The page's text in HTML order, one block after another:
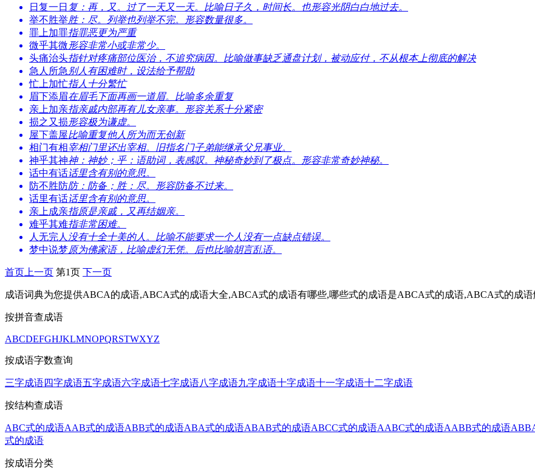
日复一日 复：再，又。过了一天又一天。比喻日子久，时间长。也形容光阴白白地过去。
举不胜举胜：尽。列举也列举不完。形容数量很多。
罪上加罪指罪恶更为严重
微乎其微形容非常小或非常少。
头痛治头指针对疼痛部位医治，不追究病因。比喻做事缺乏通盘计划，被动应付，不从根本上彻底的解决
急人所急 别人有困难时，设法给予帮助
忙上加忙指人十分繁忙
眉下添眉在眉毛下面再画一道眉。比喻多余重复
亲上加亲指亲戚内部再有儿女亲事。形容关系十分紧密
损之又损形容极为谦虚。
屋下盖屋比喻重复他人所为而无创新
相门有相宰相门里还出宰相。旧指名门子弟能继承父兄事业。
神乎其神神：神妙；乎：语助词，表感叹。神秘奇妙到了极点。形容非常奇妙神秘。
话中有话话里含有别的意思。
防不胜防防：防备；胜：尽。形容防备不过来。
话里有话话里含有别的意思。
亲上成亲指原是亲戚，又再结姻亲。
难乎其难指非常困难。
人无完人 没有十全十美的人。比喻不能要求一个人没有一点缺点错误。
梦中说梦原为佛家语，比喻虚幻无凭。后也比喻胡言乱语。
首页 上一页 第1页 下一页
成语词典为您提供ABCA的成语,ABCA式的成语大全,ABCA式的成语有哪些,哪些式的成语是ABCA式的成语,ABCA式的成
按拼音查成语
ABCDEFGHJKLMNOPQRSTWXYZ
按成语字数查询
三字成语四字成语五字成语六字成语七字成语八字成语九字成语十字成语十一字成语十二字成语
按结构查成语
ABC式的成语AAB式的成语ABB式的成语ABA式的成语ABAB式的成语ABCC式的成语AABC式的成语AABB式的成语
式的成语
按成语分类